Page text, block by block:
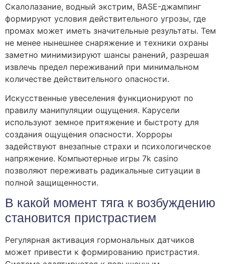
Скалолазание, водный экстрим, BASE-джампинг
формируют условия действительного угрозы, где
промах может иметь значительные результаты. Тем
не менее нынешнее снаряжение и техники охраны
заметно минимизируют шансы ранений, разрешая
извлечь предел переживаний при минимальном
количестве действительного опасности.
Искусственные увеселения функционируют по
правилу манипуляции ощущения. Карусели
используют земное притяжение и быстроту для
создания ощущения опасности. Хорроры
задействуют внезапные страхи и психологическое
напряжение. Компьютерные игры 7k casino
позволяют переживать радикальные ситуации в
полной защищенности.
В какой момент тяга к возбуждению
становится пристрастием
Регулярная активация гормональных датчиков
может привести к формированию пристрастия.